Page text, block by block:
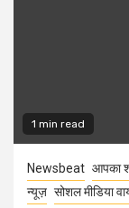
1 min read
Newsbeat आपका
न्यूज़ सोशल मीडिया